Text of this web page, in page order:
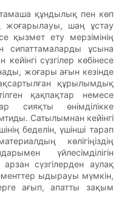
құндылық пен көп
жоғарылауы, шаң ұстау
қызмет ету мерзімінің
сипаттамаларды ұсына
сүзгілер көбінесе
жоғары ағын кезінде
құрылымдық
қақпақтар немесе
сияқты өнімділікке
Сатылымнан кейінгі
беделін, үшінші тарап
көлігіңіздің
үйлесімділігін
арзан сүзгілерден аулақ
ыдырауы мүмкін,
ағып, апатты зақым